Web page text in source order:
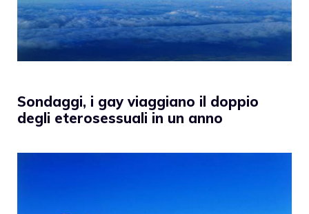
Sondaggi, i gay viaggiano il doppio
degli eterosessuali in un anno